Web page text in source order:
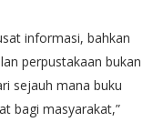
informasi, bahkan
perpustakaan bukan
sejauh mana buku
bagi masyarakat,”